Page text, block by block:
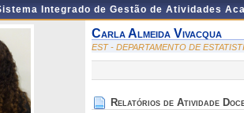
Integrado de Gestão de Atividades
Carla Almeida Vivacqua
EST - DEPARTAMENTO DE
Relatórios de Atividade